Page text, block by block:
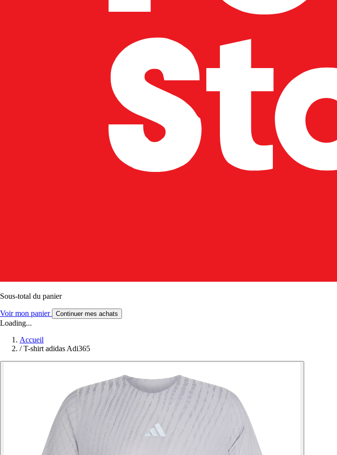
Sous-total du panier
Voir mon panier Continuer mes achats
Loading...
Accueil
/ T-shirt adidas Adi365